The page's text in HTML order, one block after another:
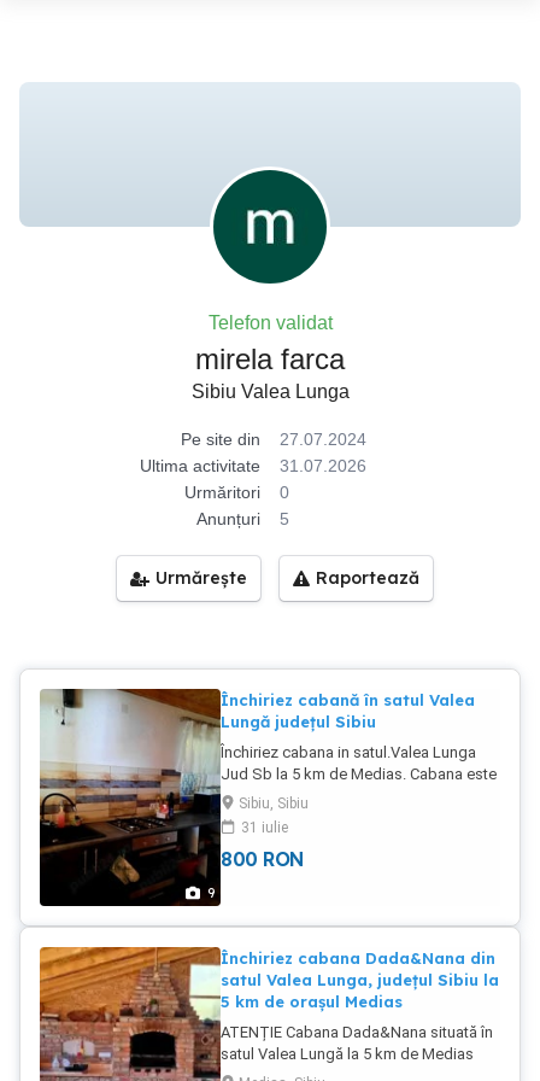
Telefon validat
mirela farca
Sibiu Valea Lunga
Pe site din
27.07.2024
Ultima activitate
31.07.2026
Urmăritori
0
Anunțuri
5
Urmărește Raportează
9
Închiriez cabană în satul Valea
Lungă județul Sibiu
Închiriez cabana in satul.Valea Lunga
Jud Sb la 5 km de Medias. Cabana este
compusa din 3 dormitoare:având TV,
wi-fi ,1 living de 40 m, 1 baie, hol
,bucătărie dotata cu frigider,cuptor cu
microunde, plita ,cuptor pe gaz ,veselă.
dus exterior,loc de joaca,piscina.
Peisaje naturale: padure, dealuri.
Caracteristici:locatie spațioasă ideala pt
familii,zona foarte linistita. Pret 800ron
noapte cabana. Pentru închiriere si mai
multe detalii va stam la dispoziție
Sibiu, Sibiu
31 iulie
800 RON
Închiriez cabana Dada&Nana din
satul Valea Lunga, județul Sibiu la
5 km de orașul Medias
ATENȚIE Cabana Dada&Nana situată în
satul Valea Lungă la 5 km de Medias
județul Sibiu Pentru detalii vă așteptăm